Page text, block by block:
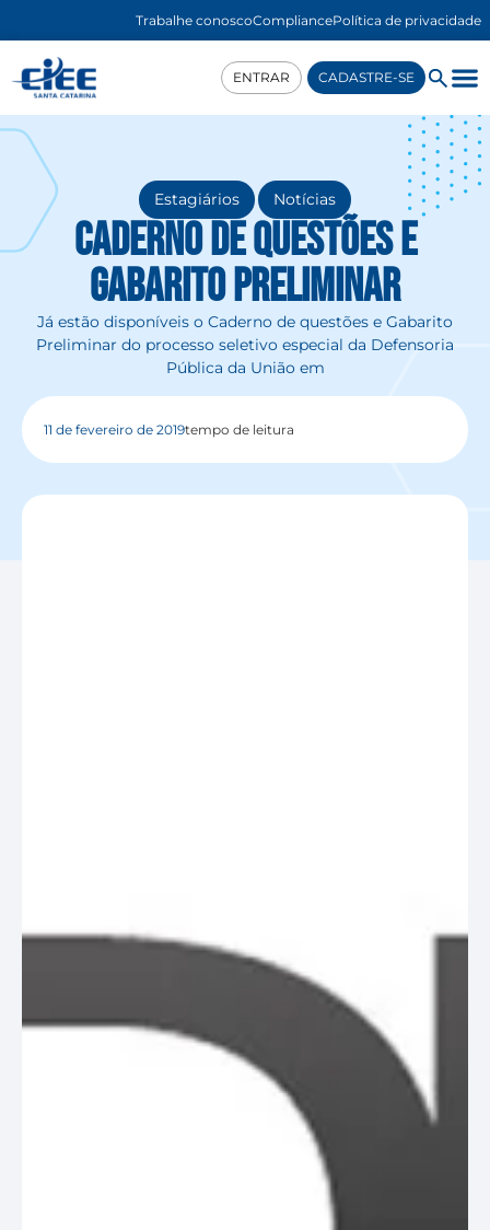
Trabalhe conoscoCompliancePolítica de privacidade
ENTRAR CADASTRE-SE
Estagiários , Notícias
Caderno de questões e
Gabarito Preliminar
Já estão disponíveis o Caderno de questões e Gabarito
Preliminar do processo seletivo especial da Defensoria
Pública da União em
11 de fevereiro de 2019tempo de leitura